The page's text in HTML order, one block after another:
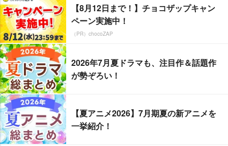
【8月12日まで！】チョコザップキャン
ペーン実施中！
（PR）chocoZAP
2026年7月夏ドラマも、注目作＆話題作
が勢ぞろい！
【夏アニメ2026】7月期夏の新アニメを
一挙紹介！